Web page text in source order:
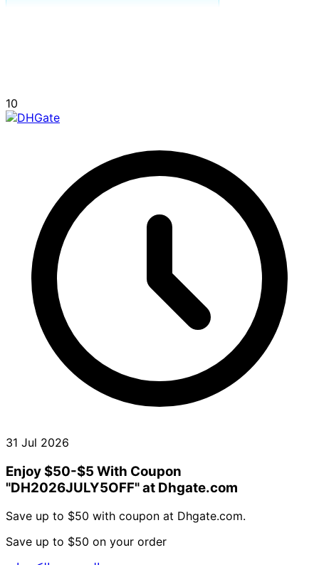
10
31 Jul 2026
Enjoy $50-$5 With Coupon
"DH2026JULY5OFF" at Dhgate.com
Save up to $50 with coupon at Dhgate.com.
Save up to $50 on your order